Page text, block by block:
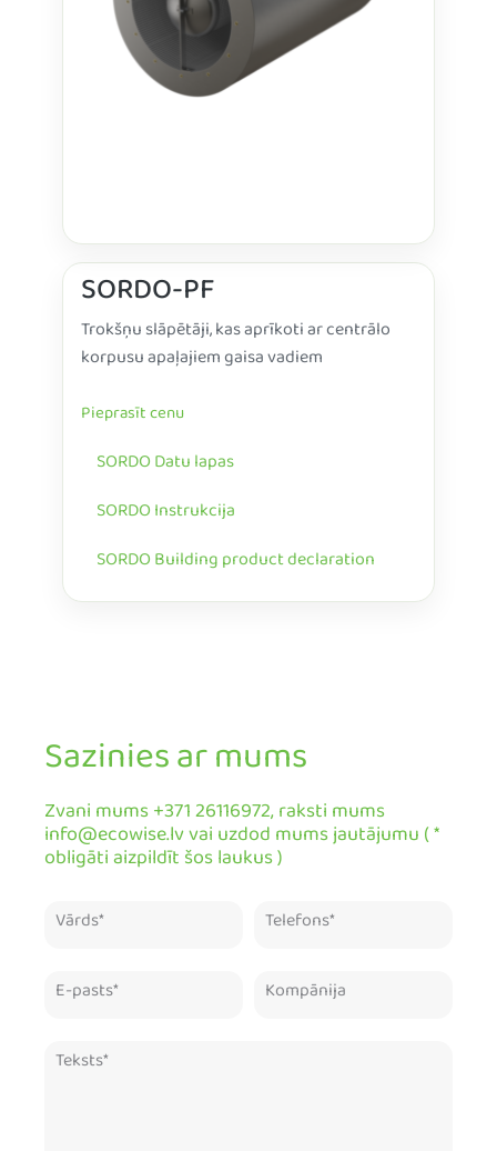
SORDO-PF
Trokšņu slāpētāji, kas aprīkoti ar centrālo
korpusu apaļajiem gaisa vadiem
Pieprasīt cenu
SORDO Datu lapas
SORDO Instrukcija
SORDO Building product declaration
Sazinies ar mums
Zvani mums +371 26116972, raksti mums
info@ecowise.lv vai uzdod mums jautājumu ( *
obligāti aizpildīt šos laukus )